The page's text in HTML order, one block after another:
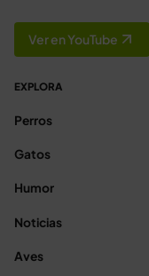
Ver en YouTube
EXPLORA
Perros
Gatos
Humor
Noticias
Aves